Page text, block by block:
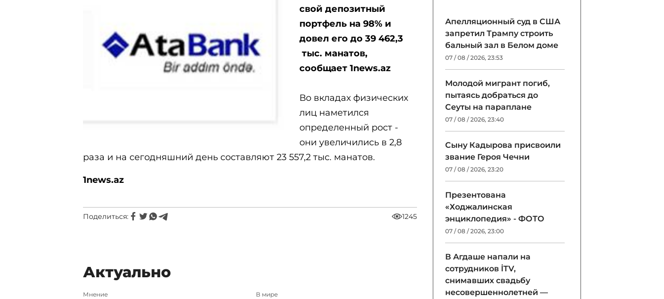
свой депозитный
портфель на 98% и
довел его до 39 462,3
тыс. манатов,
сообщает 1news.az
Во вкладах физических
лиц наметился
определенный рост -
они увеличились в 2,8
раза и на сегодняшний день составляют 23 557,2 тыс. манатов.
1news.az
Поделиться: 1245
Актуально
Мнение В мире
Апелляционный суд в США
запретил Трампу строить
бальный зал в Белом доме
07 / 08 / 2026, 23:53
Молодой мигрант погиб,
пытаясь добраться до
Сеуты на параплане
07 / 08 / 2026, 23:40
Сыну Кадырова присвоили
звание Героя Чечни
07 / 08 / 2026, 23:20
Презентована
«Ходжалинская
энциклопедия» - ФОТО
07 / 08 / 2026, 23:00
В Агдаше напали на
сотрудников İTV,
снимавших свадьбу
несовершеннолетней —